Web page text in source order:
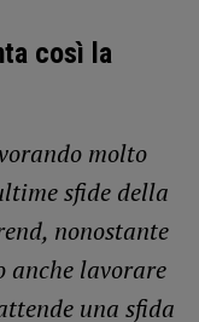
così la
molto
sfide della
nonostante
anche lavorare
una sfida